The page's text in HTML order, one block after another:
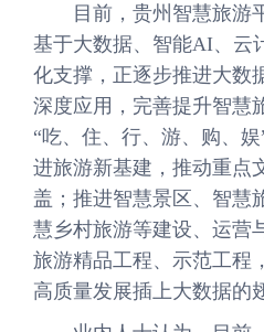
目前，贵州智慧旅游平
基于大数据、智能AI、云
化支撑，正逐步推进大数
深度应用，完善提升智慧
“吃、住、行、游、购、
进旅游新基建，推动重点
盖；推进智慧景区、智慧
慧乡村旅游等建设、运营
旅游精品工程、示范工程
高质量发展插上大数据的